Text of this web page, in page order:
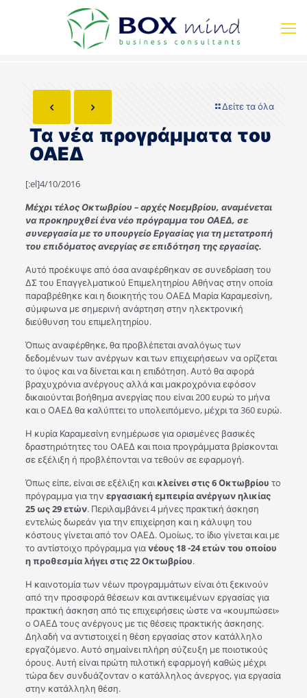
Δείτε τα όλα
Τα νέα προγράμματα του
ΟΑΕΔ
[:el]4/10/2016
Μέχρι τέλος Οκτωβρίου – αρχές Νοεμβρίου, αναμένεται
να προκηρυχθεί ένα νέο πρόγραμμα του ΟΑΕΔ, σε
συνεργασία με το υπουργείο Εργασίας για τη μετατροπή
του επιδόματος ανεργίας σε επιδότηση της εργασίας.
Αυτό προέκυψε από όσα αναφέρθηκαν σε συνεδρίαση του
ΔΣ του Επαγγελματικού Επιμελητηρίου Αθήνας στην οποία
παραβρέθηκε και η διοικητής του ΟΑΕΔ Μαρία Καραμεσίνη,
σύμφωνα με σημερινή ανάρτηση στην ηλεκτρονική
διεύθυνση του επιμελητηρίου.
Όπως αναφέρθηκε, θα προβλέπεται αναλόγως των
δεδομένων των ανέργων και των επιχειρήσεων να ορίζεται
το ύψος και να δίνεται και η επιδότηση. Αυτό θα αφορά
βραχυχρόνια ανέργους αλλά και μακροχρόνια εφόσον
δικαιούνται βοήθημα ανεργίας που είναι 200 ευρώ το μήνα
και ο ΟΑΕΔ θα καλύπτει το υπολειπόμενο, μέχρι τα 360 ευρώ.
Η κυρία Καραμεσίνη ενημέρωσε για ορισμένες βασικές
δραστηριότητες του ΟΑΕΔ και ποια προγράμματα βρίσκονται
σε εξέλιξη ή προβλέπονται να τεθούν σε εφαρμογή.
Όπως είπε, είναι σε εξέλιξη καικλείνει στις 6 Οκτωβρίου το
πρόγραμμα για την εργασιακή εμπειρία ανέργων ηλικίας
25 ως 29 ετών. Περιλαμβάνει 4 μήνες πρακτική άσκηση
εντελώς δωρεάν για την επιχείρηση και η κάλυψη του
κόστους γίνεται από τον ΟΑΕΔ. Ομοίως, το ίδιο γίνεται και με
το αντίστοιχο πρόγραμμα γιανέους 18 -24 ετών του οποίου
η προθεσμία λήγει στις 22 Οκτωβρίου.
Η καινοτομία των νέων προγραμμάτων είναι ότι ξεκινούν
από την προσφορά θέσεων και αντικειμένων εργασίας για
πρακτική άσκηση από τις επιχειρήσεις ώστε να «κουμπώσει»
ο ΟΑΕΔ τους ανέργους με τις θέσεις πρακτικής άσκησης.
Δηλαδή να αντιστοιχεί η θέση εργασίας στον κατάλληλο
εργαζόμενο. Αυτό σημαίνει πλήρη σύζευξη με ποιοτικούς
όρους. Αυτή είναι πρώτη πιλοτική εφαρμογή καθώς μέχρι
τώρα δεν συνδυάζονταν ο κατάλληλος άνεργος, για εργασία
στην κατάλληλη θέση.